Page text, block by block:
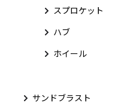
スプロケット
ハブ
ホイール
サンドブラスト